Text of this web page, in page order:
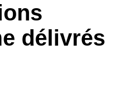
délivrés